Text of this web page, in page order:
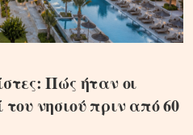
Πώς ήταν οι
του νησιού πριν από 60